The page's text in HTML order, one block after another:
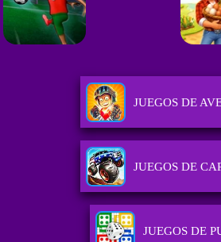
JUEGOS DE
JUEGOS DE
JUEGOS DE